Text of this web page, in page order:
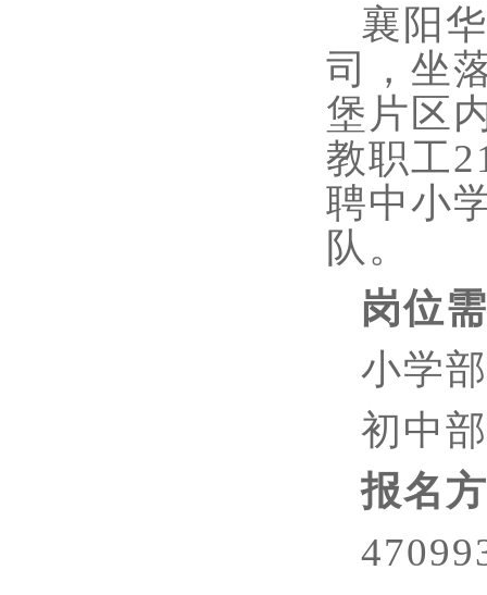
襄阳
司，坐
堡片区
教职工
聘中小
队。
岗位
小学
初中
报名